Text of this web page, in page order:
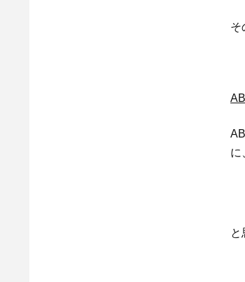
そ
に
と